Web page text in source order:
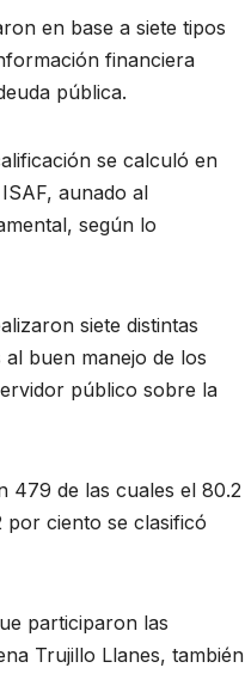
en base a siete tipos
financiera
pública.
se calculó en
aunado al
según lo
siete distintas
buen manejo de los
público sobre la
479 de las cuales el 80.2
por ciento se clasificó
participaron las
Trujillo Llanes, también